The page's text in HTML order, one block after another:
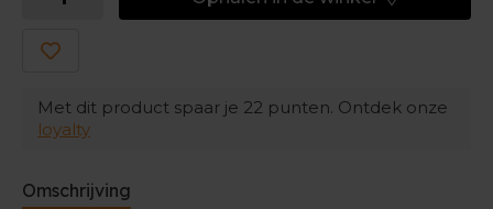
Met dit product spaar je 22 punten. Ontdek onze
loyalty
Omschrijving